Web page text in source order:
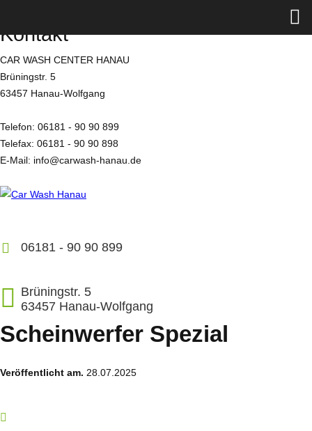
Kontakt
CAR WASH CENTER HANAU
Brüningstr. 5
63457 Hanau-Wolfgang
Telefon: 06181 - 90 90 899
Telefax: 06181 - 90 90 898
E-Mail: info@carwash-hanau.de
06181 - 90 90 899
Brüningstr. 5
63457 Hanau-Wolfgang
Scheinwerfer Spezial
Veröffentlicht am. 28.07.2025